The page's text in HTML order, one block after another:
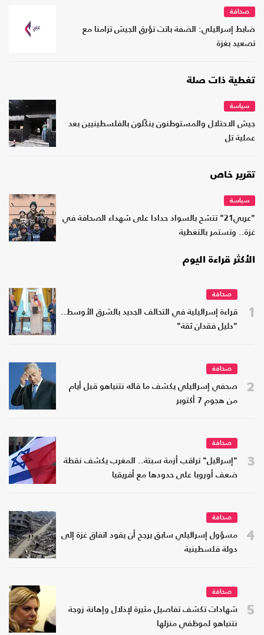
صحافة
ضابط إسرائيلي: الضفة باتت تؤرق الجيش تزامنا مع
تصعيد بغزة
تغطية ذات صلة
سياسة
جيش الاحتلال والمستوطنون ينكّلون بالفلسطينيين بعد
عملية تل
تقرير خاص
سياسة
"عربي21" تتشح بالسواد حدادا على شهداء الصحافة في
غزة.. وتستمر بالتغطية
الأكثر قراءة اليوم
1
صحافة
قراءة إسرائيلية في التحالف الجديد بالشرق الأوسط..
"دليل فقدان ثقة"
2
صحافة
صحفي إسرائيلي يكشف ما قاله نتنياهو قبل أيام
من هجوم 7 أكتوبر
3
صحافة
"إسرائيل" تراقب أزمة سبتة.. المغرب يكشف نقطة
ضعف أوروبا على حدودها مع أفريقيا
4
صحافة
مسؤول إسرائيلي سابق يرجح أن يقود اتفاق غزة إلى
دولة فلسطينية
5
صحافة
شهادات تكشف تفاصيل مثيرة لإذلال وإهانة زوجة
نتنياهو لموظفي منزلها